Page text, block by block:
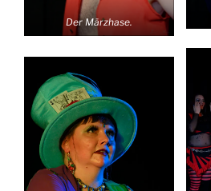
Der Märzhase.